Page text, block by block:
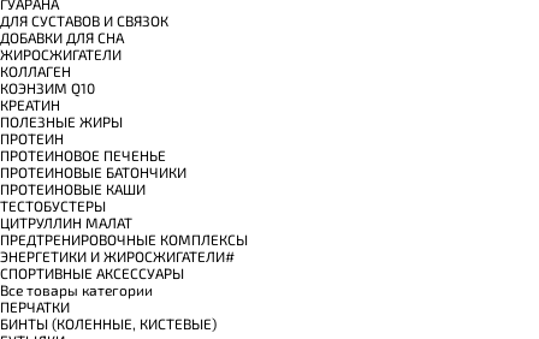
ГУАРАНА
ДЛЯ СУСТАВОВ И СВЯЗОК
ДОБАВКИ ДЛЯ СНА
ЖИРОСЖИГАТЕЛИ
КОЛЛАГЕН
КОЭНЗИМ Q10
КРЕАТИН
ПОЛЕЗНЫЕ ЖИРЫ
ПРОТЕИН
ПРОТЕИНОВОЕ ПЕЧЕНЬЕ
ПРОТЕИНОВЫЕ БАТОНЧИКИ
ПРОТЕИНОВЫЕ КАШИ
ТЕСТОБУСТЕРЫ
ЦИТРУЛЛИН МАЛАТ
ПРЕДТРЕНИРОВОЧНЫЕ КОМПЛЕКСЫ
ЭНЕРГЕТИКИ И ЖИРОСЖИГАТЕЛИ#
СПОРТИВНЫЕ АКСЕССУАРЫ
Все товары категории
ПЕРЧАТКИ
БИНТЫ (КОЛЕННЫЕ, КИСТЕВЫЕ)